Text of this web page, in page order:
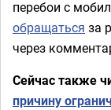
перебои с
обращаться за
через
Сейчас также
причину